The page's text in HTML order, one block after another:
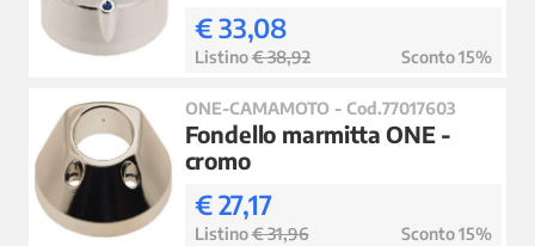
€ 33,08
Listino€ 38,92 Sconto 15%
ONE-CAMAMOTO - Cod.77017603
Fondello marmitta ONE -
cromo
€ 27,17
Listino€ 31,96 Sconto 15%